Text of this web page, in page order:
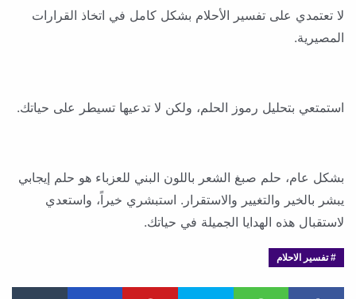
لا تعتمدي على تفسير الأحلام بشكل كامل في اتخاذ القرارات
المصيرية.
استمتعي بتحليل رموز الحلم، ولكن لا تدعيها تسيطر على حياتك.
بشكل عام، حلم صبغ الشعر باللون البني للعزباء هو حلم إيجابي
يبشر بالخير والتغيير والاستقرار. استبشري خيراً، واستعدي
لاستقبال هذه الهدايا الجميلة في حياتك.
تفسير الاحلام